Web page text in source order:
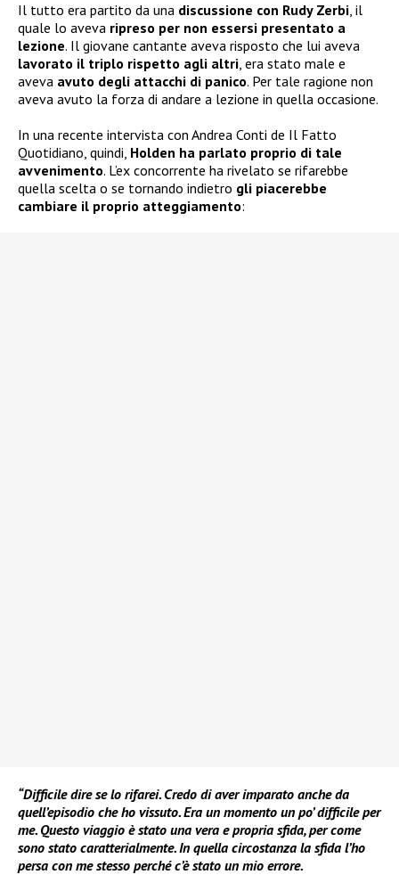
Il tutto era partito da una discussione con Rudy Zerbi, il
quale lo aveva ripreso per non essersi presentato a
lezione. Il giovane cantante aveva risposto che lui aveva
lavorato il triplo rispetto agli altri, era stato male e
aveva avuto degli attacchi di panico. Per tale ragione non
aveva avuto la forza di andare a lezione in quella occasione.
In una recente intervista con Andrea Conti de Il Fatto
Quotidiano, quindi, Holden ha parlato proprio di tale
avvenimento. L’ex concorrente ha rivelato se rifarebbe
quella scelta o se tornando indietro gli piacerebbe
cambiare il proprio atteggiamento:
“Difficile dire se lo rifarei. Credo di aver imparato anche da
quell’episodio che ho vissuto. Era un momento un po’ difficile per
me. Questo viaggio è stato una vera e propria sfida, per come
sono stato caratterialmente. In quella circostanza la sfida l’ho
persa con me stesso perché c’è stato un mio errore.